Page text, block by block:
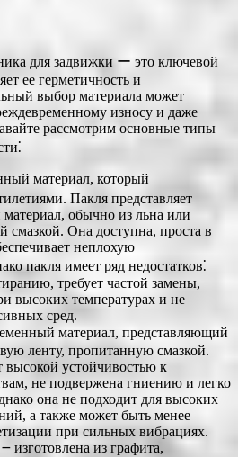
для задвижки ー это ключевой
ее герметичность и
выбор материала может
износу и даже
рассмотрим основные типы
материал, который
Пакля представляет
обычно из льна или
смазкой. Она доступна, проста в
неплохую
пакля имеет ряд недостатков⁚
требует частой замены,
высоких температурах и не
сред.
материал, представляющий
ленту, пропитанную смазкой.
высокой устойчивостью к
не подвержена гниению и легко
она не подходит для высоких
а также может быть менее
при сильных вибрациях.
౼ изготовлена из графита,